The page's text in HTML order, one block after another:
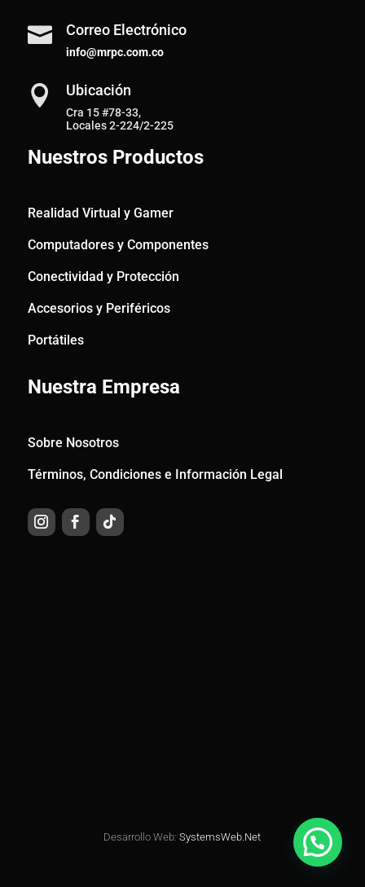
 Correo Electrónico
info@mrpc.com.co
 Ubicación
Cra 15 #78-33,
Locales 2-224/2-225
Nuestros Productos
Realidad Virtual y Gamer
Computadores y Componentes
Conectividad y Protección
Accesorios y Periféricos
Portátiles
Nuestra Empresa
Sobre Nosotros
Términos, Condiciones e Información Legal
Desarrollo Web: SystemsWeb.Net